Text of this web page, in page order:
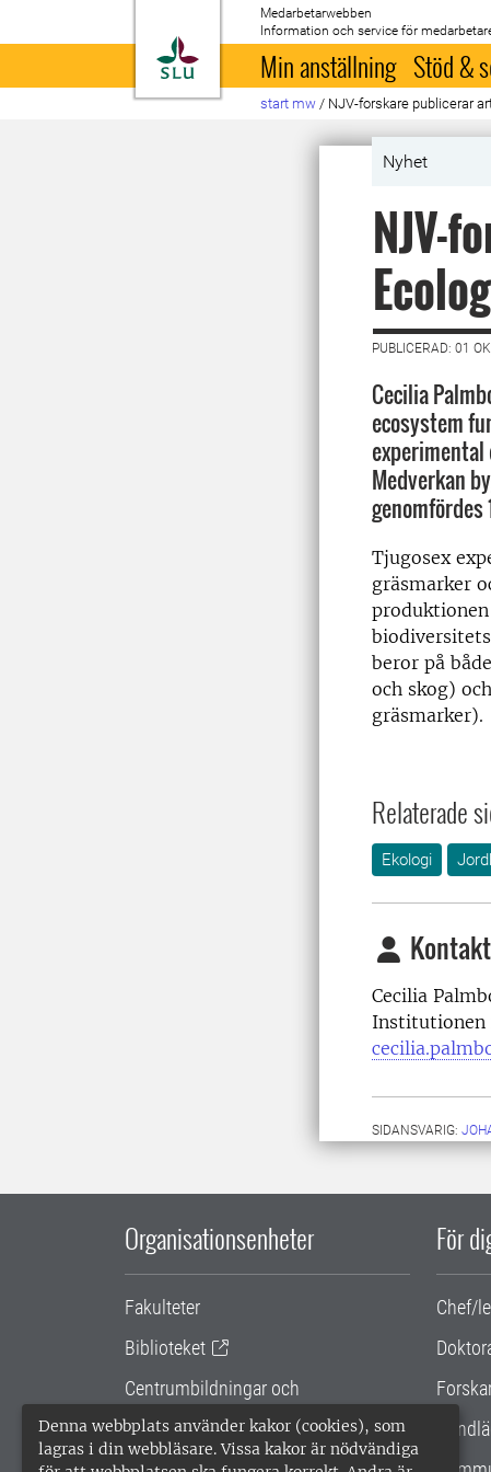
Denna webbplats använder kakor (cookies), som
lagras i din webbläsare. Vissa kakor är nödvändiga
Till startsida
Medarbetarwebben
Information och service för
Min anställning Stöd &
start mw / NJV-forskare publicerar
Nyhet
NJV-
PUBLICERAD: 01
Cecilia
ecosystem
experimental
Medverkan
Tjugosex
gräsmarker
beror på
och skog)
gräsmarker).
Relaterade
Ekologi
Cecilia
Institutionen
SIDANSVARIG:
Organisationsenheter
Fakulteter
Biblioteket
Centrumbildningar och
samarbetsprojekt
Gemensamma verksamhetsstödet
För
Chef/